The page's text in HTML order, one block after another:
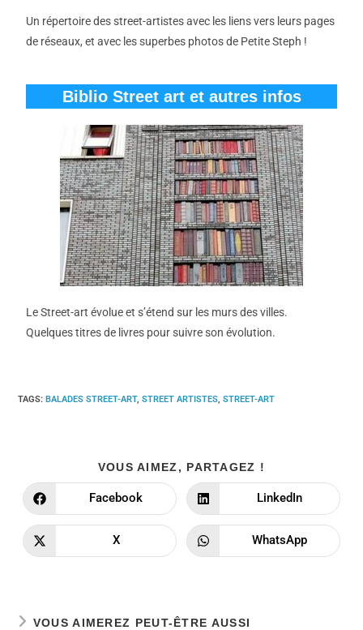
Un répertoire des street-artistes avec les liens vers leurs pages
de réseaux, et avec les superbes photos de Petite Steph !
Biblio Street art et autres infos
Le Street-art évolue et s’étend sur les murs des villes.
Quelques titres de livres pour suivre son évolution.
TAGS:BALADES STREET-ART, STREET ARTISTES, STREET-ART
VOUS AIMEZ, PARTAGEZ !
Facebook LinkedIn
X WhatsApp
VOUS AIMEREZ PEUT-ÊTRE AUSSI